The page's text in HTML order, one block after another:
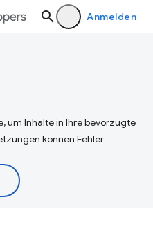
Anmelden
um Inhalte in Ihre bevorzugte
können Fehler